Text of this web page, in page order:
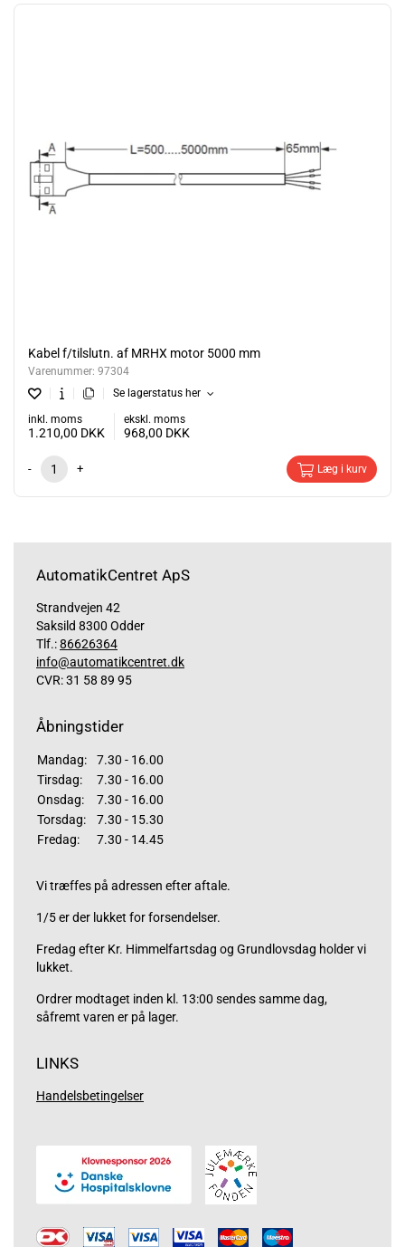
Kabel f/tilslutn. af MRHX motor 5000 mm
Varenummer: 97304
Se lagerstatus her
inkl. moms
1.210,00 DKK
ekskl. moms
968,00 DKK
- + Læg i kurv
AutomatikCentret ApS
Strandvejen 42
Saksild 8300 Odder
Tlf.:86626364
info@automatikcentret.dk
CVR: 31 58 89 95
Åbningstider
Mandag:
7.30 - 16.00
Tirsdag:
7.30 - 16.00
Onsdag:
7.30 - 16.00
Torsdag:
7.30 - 15.30
Fredag:
7.30 - 14.45
Vi træffes på adressen efter aftale.
1/5 er der lukket for forsendelser.
Fredag efter Kr. Himmelfartsdag og Grundlovsdag holder vi
lukket.
Ordrer modtaget inden kl. 13:00 sendes samme dag,
såfremt varen er på lager.
LINKS
Handelsbetingelser